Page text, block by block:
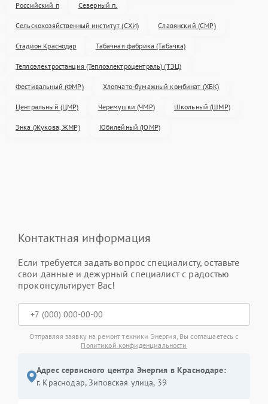
Российский п Северный п.
Сельскохозяйственный институт (СХИ) Славянский (СМР)
Стадион Краснодар Табачная фабрика (Табачка)
Теплоэлектростанция (Теплоэлектроцентраль) (ТЭЦ)
Фестивальный (ФМР) Хлопчато-бумажный комбинат (ХБК)
Центральный (ЦМР) Черемушки (ЧМР) Школьный (ШМР)
Энка (Жукова, ЖМР) Юбилейный (ЮМР)
Контактная информация
Если требуется задать вопрос специалисту, оставьте
свои данные и дежурный специалист с радостью
проконсультирует Вас!
Отправляя заявку на ремонт техники Энергия, Вы соглашаетесь с
Политикой конфиденциальности
Адрес сервисного центра Энергия в Краснодаре:
г. Краснодар, Зиповская улица, 39